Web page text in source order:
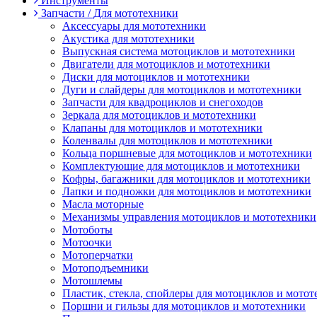
Запчасти / Для мототехники
Аксессуары для мототехники
Акустика для мототехники
Выпускная система мотоциклов и мототехники
Двигатели для мотоциклов и мототехники
Диски для мотоциклов и мототехники
Дуги и слайдеры для мотоциклов и мототехники
Запчасти для квадроциклов и снегоходов
Зеркала для мотоциклов и мототехники
Клапаны для мотоциклов и мототехники
Коленвалы для мотоциклов и мототехники
Кольца поршневые для мотоциклов и мототехники
Комплектующие для мотоциклов и мототехники
Кофры, багажники для мотоциклов и мототехники
Лапки и подножки для мотоциклов и мототехники
Масла моторные
Механизмы управления мотоциклов и мототехники
Мотоботы
Мотоочки
Мотоперчатки
Мотоподъемники
Мотошлемы
Пластик, стекла, спойлеры для мотоциклов и
Поршни и гильзы для мотоциклов и мототехники